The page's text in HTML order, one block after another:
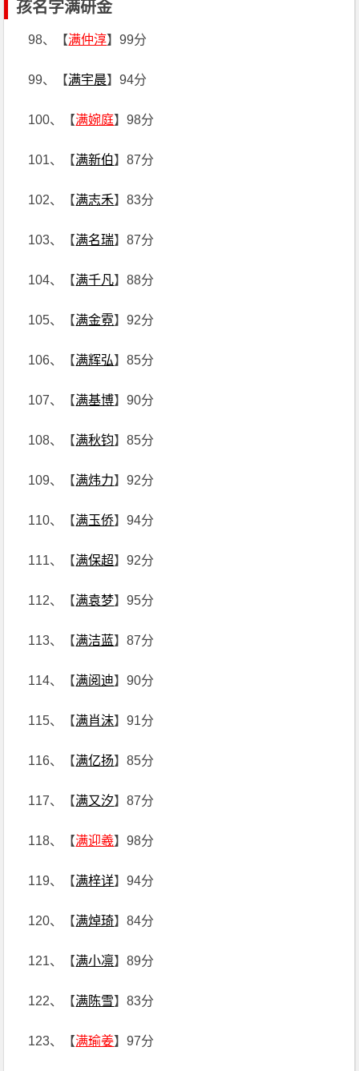
孩名字满研金
98、【满仲淳】99分
99、【满宇晨】94分
100、【满婉庭】98分
101、【满新伯】87分
102、【满志禾】83分
103、【满名瑞】87分
104、【满千凡】88分
105、【满金霓】92分
106、【满辉弘】85分
107、【满基博】90分
108、【满秋钧】85分
109、【满炜力】92分
110、【满玉侨】94分
111、【满保超】92分
112、【满袁梦】95分
113、【满洁蓝】87分
114、【满阅迪】90分
115、【满肖沫】91分
116、【满亿扬】85分
117、【满又汐】87分
118、【满迎羲】98分
119、【满梓详】94分
120、【满焯琦】84分
121、【满小凛】89分
122、【满陈雪】83分
123、【满瑜姜】97分